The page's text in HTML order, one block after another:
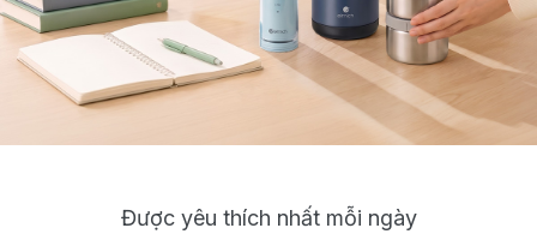
Được yêu thích nhất mỗi ngày